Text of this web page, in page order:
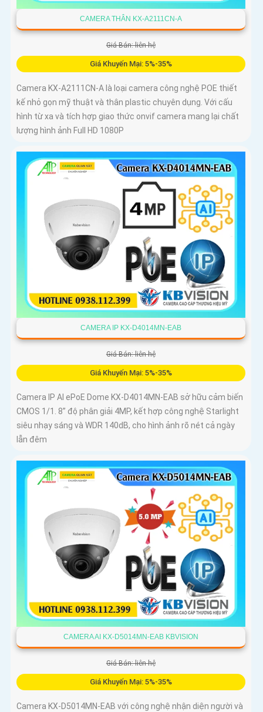
CAMERA THÂN KX-A2111CN-A
Giá Bán: liên hệ
Giá Khuyến Mại: 5%-35%
Camera KX-A2111CN-A là loại camera công nghệ POE thiết
kế nhỏ gọn mỹ thuật và thân plastic chuyên dụng. Với cấu
hình từ xa và tích hợp giao thức onvif camera mang lại chất
lượng hình ảnh Full HD 1080P
CAMERA IP KX-D4014MN-EAB
Giá Bán: liên hệ
Giá Khuyến Mại: 5%-35%
Camera IP AI ePoE Dome KX-D4014MN-EAB sở hữu cảm biến
CMOS 1/1. 8” độ phân giải 4MP, kết hợp công nghệ Starlight
siêu nhạy sáng và WDR 140dB, cho hình ảnh rõ nét cả ngày
lẫn đêm
CAMERA AI KX-D5014MN-EAB KBVISION
Giá Bán: liên hệ
Giá Khuyến Mại: 5%-35%
Camera KX-D5014MN-EAB với công nghệ nhận diện người và